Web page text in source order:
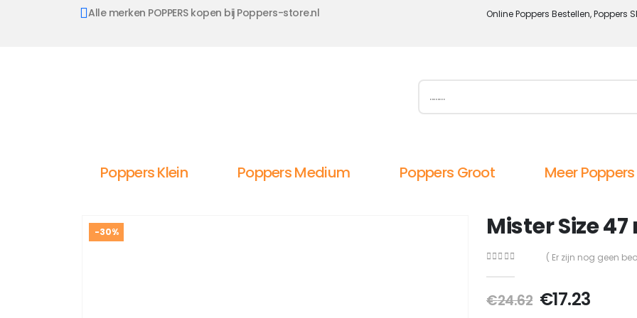
Alle merken POPPERS kopen bij Poppers-store.nl Online Poppers Bestellen, Poppers
Poppers Klein Poppers Medium Poppers Groot Meer Poppers
-30% Mister Size
( Er zijn nog geen
€24.62 €17.23